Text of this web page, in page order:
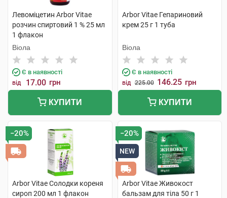
Левоміцетин Arbor Vitae
розчин спиртовий 1 % 25 мл
1 флакон
Віола
Є в наявності
від 17.00 грн
КУПИТИ
Arbor Vitae Гепариновий
крем 25 г 1 туба
Віола
Є в наявності
від 225.00 146.25 грн
КУПИТИ
−20%
Arbor Vitae Солодки кореня
сироп 200 мл 1 флакон
−20%
NEW
Arbor Vitae Живокост
бальзам для тіла 50 г 1